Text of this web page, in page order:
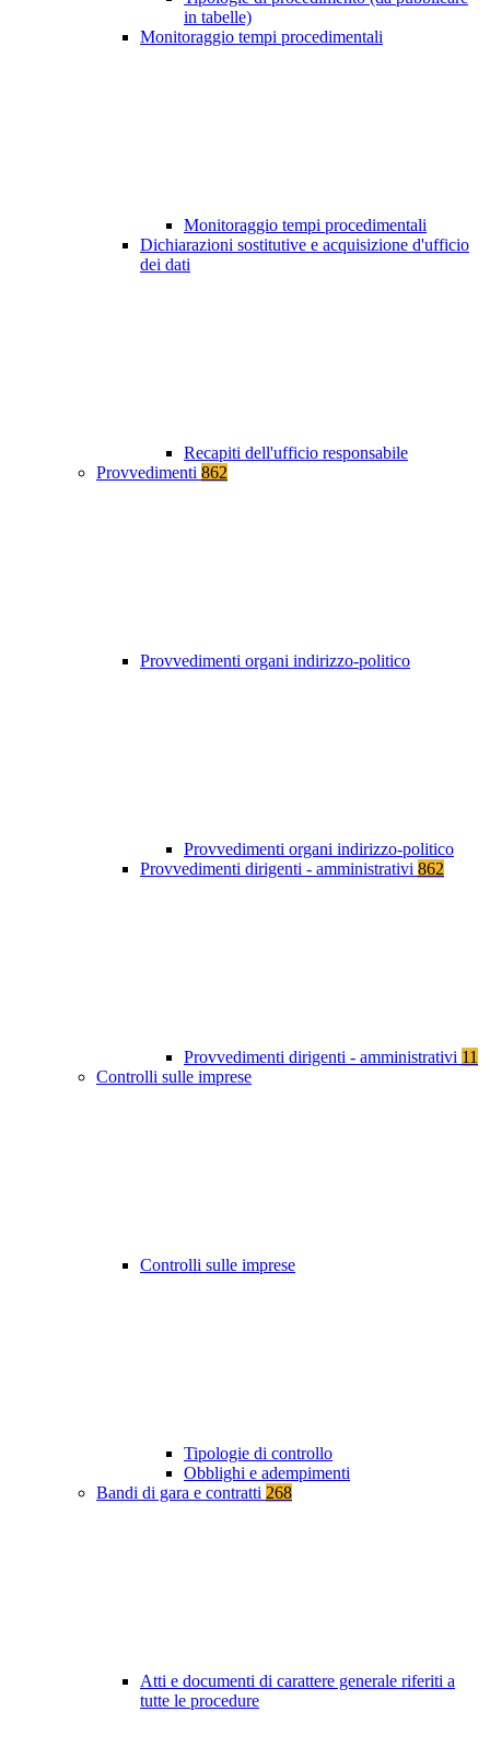
in tabelle)
Monitoraggio tempi procedimentali
Monitoraggio tempi procedimentali
Dichiarazioni sostitutive e acquisizione d'ufficio
dei dati
Recapiti dell'ufficio responsabile
Provvedimenti 862
Provvedimenti organi indirizzo-politico
Provvedimenti organi indirizzo-politico
Provvedimenti dirigenti - amministrativi 862
Provvedimenti dirigenti - amministrativi 11
Controlli sulle imprese
Controlli sulle imprese
Tipologie di controllo
Obblighi e adempimenti
Bandi di gara e contratti 268
Atti e documenti di carattere generale riferiti a
tutte le procedure